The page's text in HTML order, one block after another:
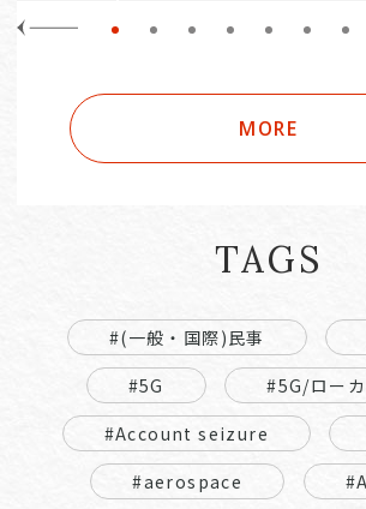
MORE
TAGS
#(一般・国際)民事
#5G
#5G/ロー
#Account seizure
#aerospace